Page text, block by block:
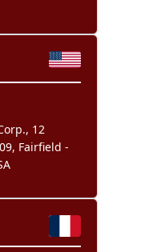
12
Fairfield -